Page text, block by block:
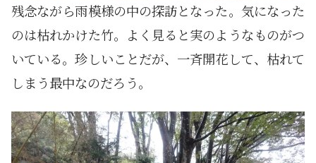
残念ながら雨模様の中の探訪となった。気になった
のは枯れかけた竹。よく見ると実のようなものがつ
いている。珍しいことだが、一斉開花して、枯れて
しまう最中なのだろう。